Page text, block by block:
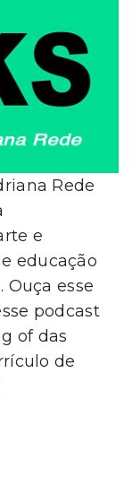
Rede
e
educação
Ouça esse
podcast
of das
de